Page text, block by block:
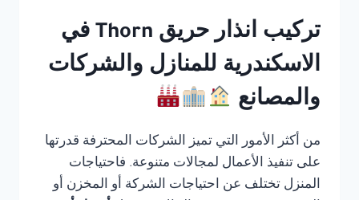
تركيب انذار حريق Thorn في
الاسكندرية للمنازل والشركات
والمصانع
من أكثر الأمور التي تميز الشركات المحترفة قدرتها
على تنفيذ الأعمال لمجالات متنوعة. فاحتياجات
المنزل تختلف عن احتياجات الشركة أو المخزن أو